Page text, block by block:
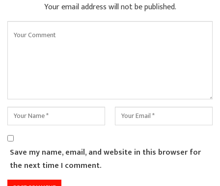
Your email address will not be published.
Save my name, email, and website in this browser for
the next time I comment.